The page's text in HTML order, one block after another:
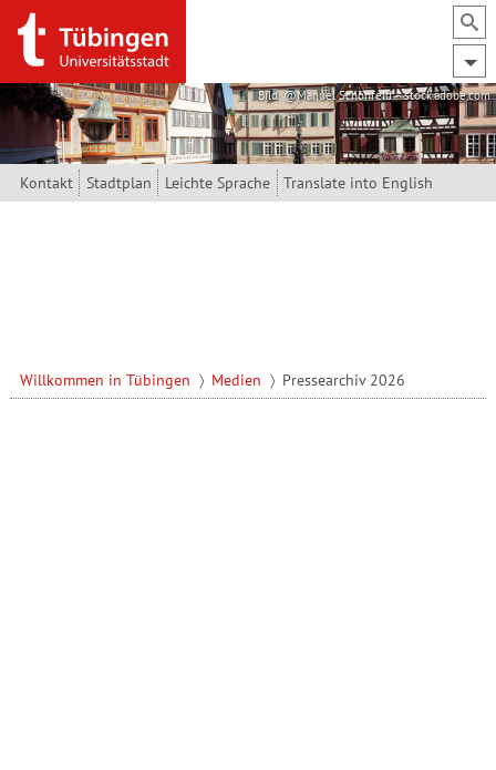
Direkt zum Inhalt
Bild: @Manuel Schönfeld – stock.adobe.com
Kontakt Stadtplan Leichte Sprache Translate into English
Willkommen in Tübingen Medien Pressearchiv 2026